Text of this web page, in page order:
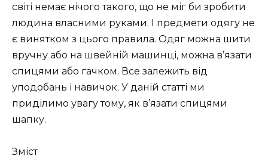
світі немає нічого такого, що не міг би зробити
людина власними руками. І предмети одягу не
є винятком з цього правила. Одяг можна шити
вручну або на швейній машинці, можна в’язати
спицями або гачком. Все залежить від
уподобань і навичок. У даній статті ми
приділимо увагу тому, як в’язати спицями
шапку.
Зміст